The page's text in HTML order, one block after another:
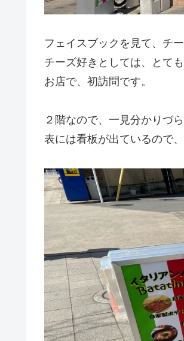
フェイスブックを見て、チ
チーズ好きとしては、とて
お店で、初訪問です。
２階なので、一見分かりづ
表には看板が出ているので